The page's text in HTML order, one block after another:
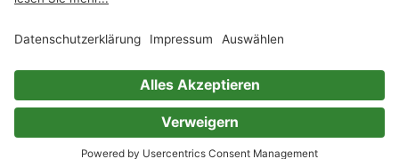
Immer ein gutes Buch